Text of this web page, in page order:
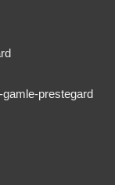
prestegard